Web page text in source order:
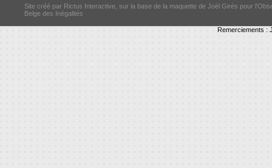
Site créé par Rictus Interactive, sur la base de la maquette de Joël Girès pour
Belge des Inégalités
Remerciements :